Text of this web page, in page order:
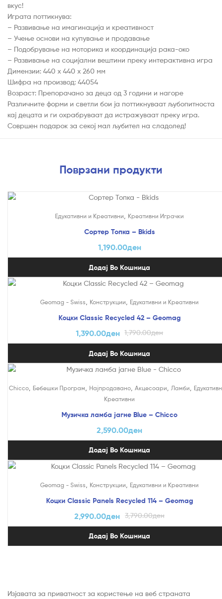
вкус!
Играта поттикнува:
– Развивање на имагинација и креативност
– Учење основи на купување и продавање
– Подобрување на моторика и координација рака-око
– Развивање на социјални вештини преку интерактивна игра
Димензии: 440 х 440 х 260 мм
Шифра на производ: 44054
Возраст: Препорачано за деца од 3 години и нагоре
Различните форми и светли бои ја поттикнуваат љубопитноста
кај децата и ги охрабруваат да истражуваат преку игра.
Совршен подарок за секој мал љубител на сладолед!
Поврзани продукти
Едукативни и Креативни, Креативни Играчки
Сортер Топка – Bkids
1,190.00ден
Додај Во Кошница
Geomag - Swiss Конструкции Едукативни и Креативни
Коцки Classic Recycled 42 – Geomag
1,790.00ден
1,390.00ден
Додај Во Кошница
Chicco, Бебешки Програм Најпродавано, Акцесоари Ламби
Креативни
Музичка ламба јагне Blue – Chicco
2,590.00ден
Додај Во Кошница
Geomag - Swiss Конструкции Едукативни и Креативни
Коцки Classic Panels Recycled 114 – Geomag
3,790.00ден
2,990.00ден
Додај Во Кошница
Изјавата за приватност за користење на веб страната